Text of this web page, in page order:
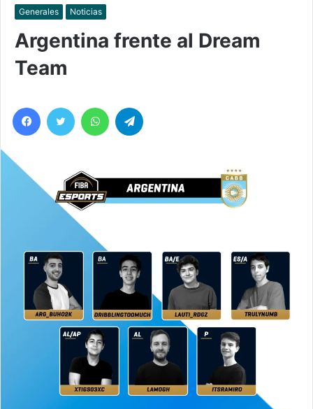
Generales Noticias
Argentina frente al Dream
Team
Facebook
Twitter WhatsApp